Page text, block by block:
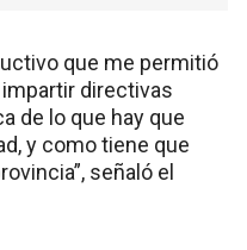
que me permitió
directivas
de lo que hay que
y como tiene que
señaló el